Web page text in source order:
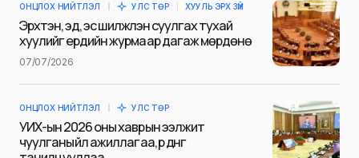
Сэтгэгдэл*
ОНЦЛОХ НИЙТЛЭЛ УЛС ТӨР ХУУЛЬ ЭРХ ЗҮЙ
Эрхтэн, эд, эс шилжүүлэн суулгах тухай
хуулийг ердийн журмаар дагаж мөрдөнө
07/07/2026
ОНЦЛОХ НИЙТЛЭЛ УЛС ТӨР
УИХ-ын 2026 оны хаврын ээлжит
чуулганы үйл ажиллагаа, үр дүнг